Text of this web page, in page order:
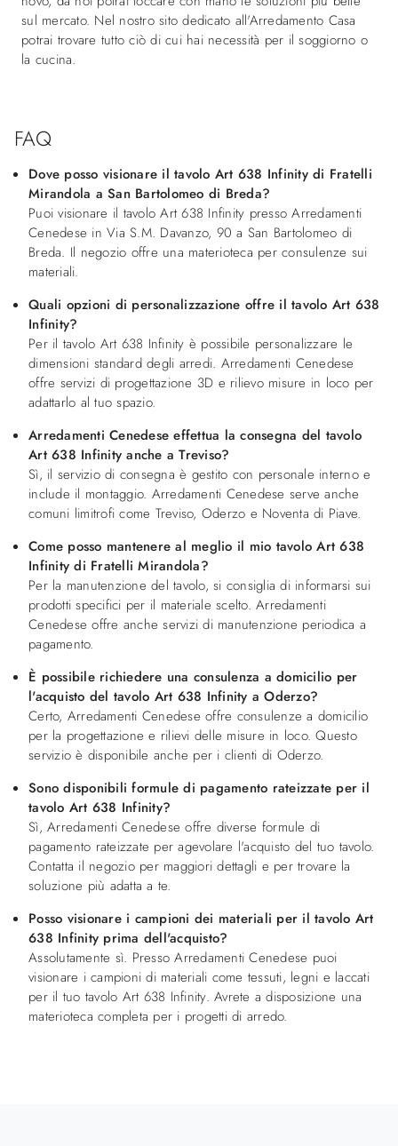
sul mercato. Nel nostro sito dedicato all'Arredamento Casa
potrai trovare tutto ciò di cui hai necessità per il soggiorno o
la cucina.
FAQ
Dove posso visionare il tavolo Art 638 Infinity di Fratelli
Mirandola a San Bartolomeo di Breda?
Puoi visionare il tavolo Art 638 Infinity presso Arredamenti
Cenedese in Via S.M. Davanzo, 90 a San Bartolomeo di
Breda. Il negozio offre una materioteca per consulenze sui
materiali.
Quali opzioni di personalizzazione offre il tavolo Art 638
Infinity?
Per il tavolo Art 638 Infinity è possibile personalizzare le
dimensioni standard degli arredi. Arredamenti Cenedese
offre servizi di progettazione 3D e rilievo misure in loco per
adattarlo al tuo spazio.
Arredamenti Cenedese effettua la consegna del tavolo
Art 638 Infinity anche a Treviso?
Sì, il servizio di consegna è gestito con personale interno e
include il montaggio. Arredamenti Cenedese serve anche
comuni limitrofi come Treviso, Oderzo e Noventa di Piave.
Come posso mantenere al meglio il mio tavolo Art 638
Infinity di Fratelli Mirandola?
Per la manutenzione del tavolo, si consiglia di informarsi sui
prodotti specifici per il materiale scelto. Arredamenti
Cenedese offre anche servizi di manutenzione periodica a
pagamento.
È possibile richiedere una consulenza a domicilio per
l'acquisto del tavolo Art 638 Infinity a Oderzo?
Certo, Arredamenti Cenedese offre consulenze a domicilio
per la progettazione e rilievi delle misure in loco. Questo
servizio è disponibile anche per i clienti di Oderzo.
Sono disponibili formule di pagamento rateizzate per il
tavolo Art 638 Infinity?
Sì, Arredamenti Cenedese offre diverse formule di
pagamento rateizzate per agevolare l'acquisto del tuo tavolo.
Contatta il negozio per maggiori dettagli e per trovare la
soluzione più adatta a te.
Posso visionare i campioni dei materiali per il tavolo Art
638 Infinity prima dell'acquisto?
Assolutamente sì. Presso Arredamenti Cenedese puoi
visionare i campioni di materiali come tessuti, legni e laccati
per il tuo tavolo Art 638 Infinity. Avrete a disposizione una
materioteca completa per i progetti di arredo.